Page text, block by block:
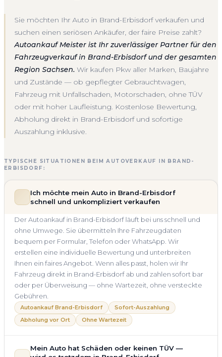
Sie möchten Ihr Auto in Brand-Erbisdorf verkaufen und
suchen einen seriösen Ankäufer, der faire Preise zahlt?
Autoankauf Meister ist Ihr zuverlässiger Partner für den
Fahrzeugverkauf in Brand-Erbisdorf und der gesamten
Region Sachsen. Wir kaufen Pkw aller Marken, Baujahre
und Zustände — ob gepflegter Gebrauchtwagen,
Fahrzeug mit Unfallschaden, Motorschaden, ohne TÜV
oder mit hoher Laufleistung. Kostenlose Bewertung,
Abholung direkt in Brand-Erbisdorf und sofortige
Auszahlung inklusive.
TYPISCHE SITUATIONEN BEIM AUTOVERKAUF IN BRAND-
ERBISDORF:
Ich möchte mein Auto in Brand-Erbisdorf
schnell und unkompliziert verkaufen
Der Autoankauf in Brand-Erbisdorf läuft bei uns schnell und
ohne Umwege. Sie übermitteln Ihre Fahrzeugdaten
bequem per Formular, Telefon oder WhatsApp. Wir
erstellen eine individuelle Bewertung und unterbreiten
Ihnen ein faires Angebot. Wenn alles passt, holen wir Ihr
Fahrzeug direkt in Brand-Erbisdorf ab und zahlen sofort bar
oder per Überweisung — ohne Wartezeit, ohne versteckte
Gebühren.
Autoankauf Brand-Erbisdorf
Sofort-Auszahlung
Abholung vor Ort
Ohne Wartezeit
Mein Auto hat Schäden oder keinen TÜV —